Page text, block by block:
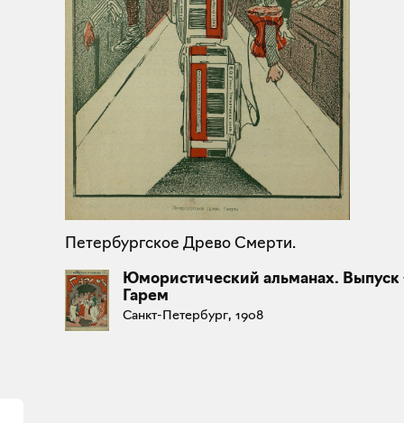
Петербургское Древо Смерти.
Юмористический альманах. Выпуск
Гарем
Санкт-Петербург, 1908